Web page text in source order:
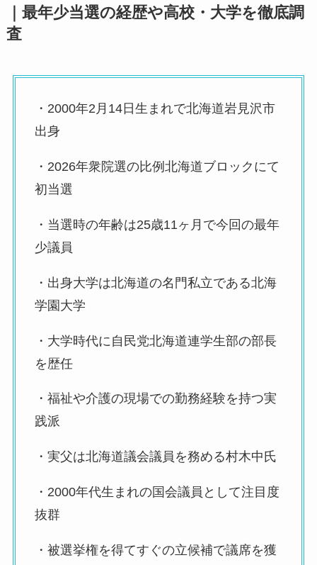
｜最年少当選の経歴や高校・大学を徹底調
査
・2000年2月14日生まれで北海道岩見沢市
出身
・2026年衆院選の比例北海道ブロックにて
初当選
・当選時の年齢は25歳11ヶ月で今回の最年
少議員
・出身大学は北海道の名門私立である北海
学園大学
・大学時代に自民党北海道連学生部の部長
を歴任
・福祉や介護の現場での勤務経験を持つ実
践派
・実父は北海道議会議員を務める村木中氏
・2000年代生まれの国会議員として注目度
抜群
・被選挙権を得てすぐの立候補で議席を獲